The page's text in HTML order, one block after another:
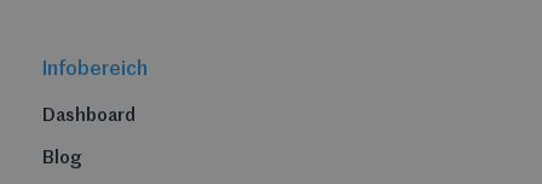
Infobereich
Dashboard
Blog